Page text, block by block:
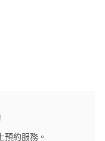
預約服務。